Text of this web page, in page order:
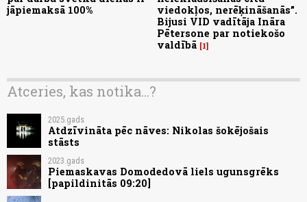
jāpiemaksā 100%
viedokļos, nerēķināšanās”.
Bijusi VID vadītāja Ināra
Pētersone par notiekošo
valdībā 1
Atceries, kas notika...?
2025.gads
Atdzīvināta pēc nāves: Nikolas šokējošais
stāsts
2023.gads
Piemaskavas Domodedovā liels ugunsgrēks
[papildinitās 09:20]